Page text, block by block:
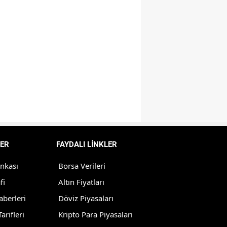
Batman
Şırnak
Bartın
Ardahan
FAYDALI LİNKLER
Borsa Verileri
Altın Fiyatları
Döviz Piyasaları
Kripto Para Piyasaları